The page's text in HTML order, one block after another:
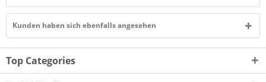
Kunden haben sich ebenfalls angesehen
Top Categories